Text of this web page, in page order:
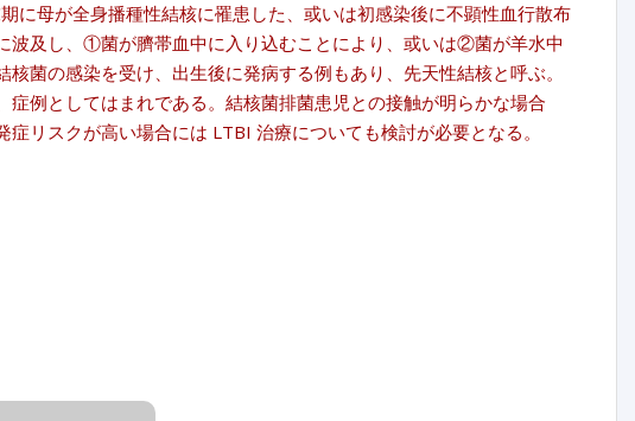
に母が全身播種性結核に罹患した、或いは初感染後に不顕性血行散布
波及し、①菌が臍帯血中に入り込むことにより、或いは②菌が羊水中
菌の感染を受け、出生後に発病する例もあり、先天性結核と呼ぶ。
例としてはまれである。結核菌排菌患児との接触が明らかな場合
リスクが高い場合には LTBI 治療についても検討が必要となる。